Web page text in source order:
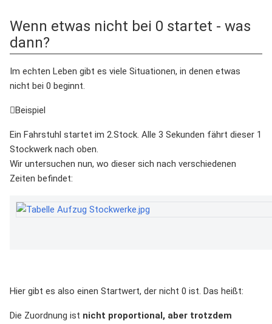
Wenn etwas nicht bei 0 startet - was
dann?
Im echten Leben gibt es viele Situationen, in denen etwas
nicht bei 0 beginnt.
Beispiel
Ein Fahrstuhl startet im 2.Stock. Alle 3 Sekunden fährt dieser 1
Stockwerk nach oben.
Wir untersuchen nun, wo dieser sich nach verschiedenen
Zeiten befindet:
Hier gibt es also einen Startwert, der nicht 0 ist. Das heißt:
Die Zuordnung ist nicht proportional, aber trotzdem